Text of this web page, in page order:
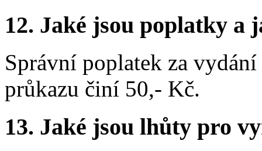
12. Jaké jsou poplatky a
Správní poplatek za
průkazu činí 50,- Kč.
13. Jaké jsou lhůty pro